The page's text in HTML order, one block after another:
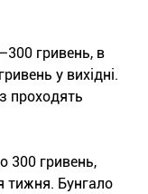
гривень, в
у вихідні.
проходять
300 гривень,
тижня. Бунгало